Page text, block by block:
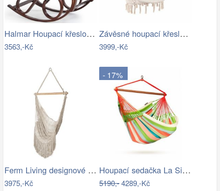
Halmar Houpací křeslo Max II ořech…
3563,-Kč
Závěsné houpací křeslo ve stylu hipís -…
3999,-Kč
Ferm Living designové houpací sítě Path…
3975,-Kč
- 17%
Houpací sedačka La Siesta DOMINGO - IN
5190,-4289,-Kč